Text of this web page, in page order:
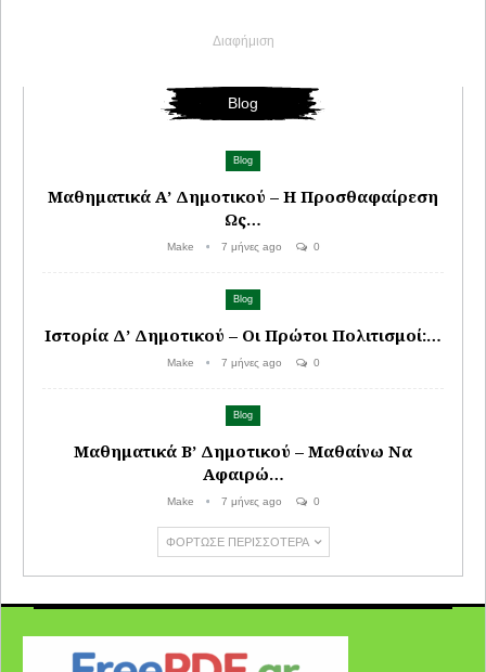
Διαφήμιση
Blog
Blog
Μαθηματικά Α’ Δημοτικού – Η Προσθαφαίρεση
Ως…
Make 7 μήνες ago 0
Blog
Ιστορία Δ’ Δημοτικού – Οι Πρώτοι Πολιτισμοί:…
Make 7 μήνες ago 0
Blog
Μαθηματικά Β’ Δημοτικού – Μαθαίνω Να
Αφαιρώ…
Make 7 μήνες ago 0
ΦΌΡΤΩΣΕ ΠΕΡΙΣΣΌΤΕΡΑ